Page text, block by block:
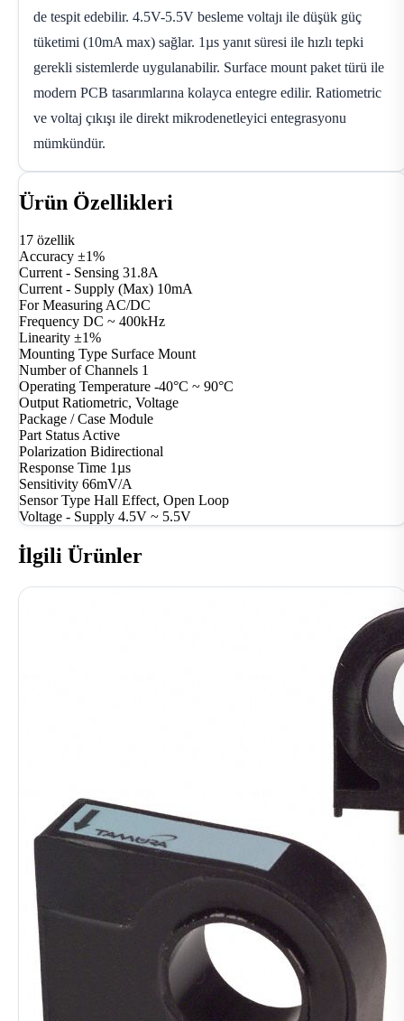
de tespit edebilir. 4.5V-5.5V besleme voltajı ile düşük güç
tüketimi (10mA max) sağlar. 1µs yanıt süresi ile hızlı tepki
gerekli sistemlerde uygulanabilir. Surface mount paket türü ile
modern PCB tasarımlarına kolayca entegre edilir. Ratiometric
ve voltaj çıkışı ile direkt mikrodenetleyici entegrasyonu
mümkündür.
Ürün Özellikleri
17 özellik
Accuracy ±1%
Current - Sensing 31.8A
Current - Supply (Max) 10mA
For MeasuringAC/DC
Frequency DC ~ 400kHz
Linearity ±1%
Mounting Type Surface Mount
Number of Channels 1
Operating Temperature -40°C ~ 90°C
Output Ratiometric, Voltage
Package / Case Module
Part StatusActive
Polarization Bidirectional
Response Time 1µs
Sensitivity 66mV/A
Sensor Type Hall Effect, Open Loop
Voltage - Supply 4.5V ~ 5.5V
İlgili Ürünler